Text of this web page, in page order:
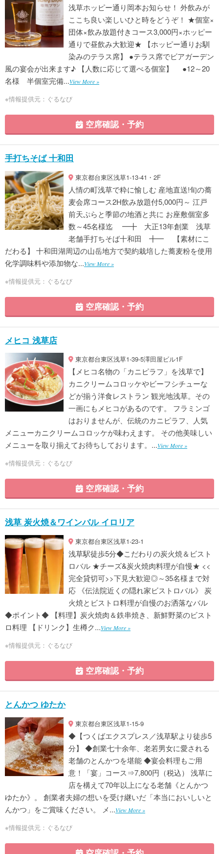
浅草ホッピー通り岡本お知らせ！ 外飲みが
ここち良い楽しいひと時をどうぞ！ ★個室×
団体×飲み放題付きコース3,000円×ホッピー
通りで昼飲み大歓迎★ 【ホッピー通りお馴
染みのテラス席】 ●テラス席でビアガーデン
風の宴会が出来ます♪ 【人数に応じて選べる個室】 ●12～20
名様 半個室完備...View More »
※情報提供元：ぐるなび
空席確認・予約
手打ちそば 十和田
東京都台東区浅草1-13-41・2F
人情の町浅草で粋に愉しむ 産地直送!旬の蕎
麦会席コース2H飲み放題付5,000円～ 江戸
前天ぷらと季節の地酒と共に お座敷個室多
数～45名様迄 ━╋ 大正13年創業 浅草
老舗手打ちそば十和田 ╋━ 【素材にこ
だわる】 十和田湖周辺の山岳地方で契約栽培した蕎麦粉を使用
化学調味料や添加物な...View More »
※情報提供元：ぐるなび
空席確認・予約
メヒコ 浅草店
東京都台東区浅草1-39-5澤田屋ビル1F
【メヒコ名物の「カニピラフ」を浅草で】
カニクリームコロッケやビーフシチューな
どが揃う洋食レストラン 観光地浅草。その
一画にもメヒコがあるのです。 フラミンゴ
はおりませんが、伝統のカニピラフ、人気
メニューカニクリームコロッケが味わえます。 その他美味しい
メニューを取り揃えてお待ちしております。...View More »
※情報提供元：ぐるなび
空席確認・予約
浅草 炭火焼＆ワインバル イロリア
東京都台東区浅草1-23-1
浅草駅徒歩5分◆こだわりの炭火焼＆ビスト
ロバル ★チーズ&炭火焼肉料理が自慢★ <<
完全貸切可>>下見大歓迎◎～35名様まで対
応 《伝法院近くの隠れ家ビストロバル》 炭
火焼とビストロ料理が自慢のお洒落なバル
◆ポイント◆ 【料理】炭火焼肉＆鉄串焼き、新鮮野菜のビスト
ロ料理 【ドリンク】生樽ク...View More »
※情報提供元：ぐるなび
空席確認・予約
とんかつ ゆたか
東京都台東区浅草1-15-9
◆【つくばエクスプレス／浅草駅より徒歩5
分】 ◆創業七十余年、老若男女に愛される
老舗のとんかつを堪能 ◆宴会料理もご用
意！「宴」コース⇒7,800円（税込） 浅草に
店を構えて70年以上になる老舗《とんかつ
ゆたか》。 創業者夫婦の想いを受け継いだ「本当においしいと
んかつ」をご賞味ください。 メ...View More »
※情報提供元：ぐるなび